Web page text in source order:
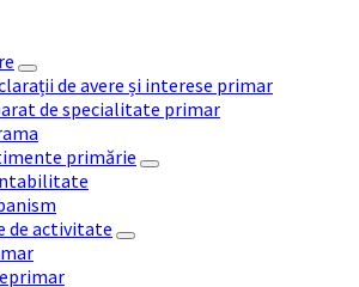
de avere și interese primar
de specialitate primar
primărie
de activitate